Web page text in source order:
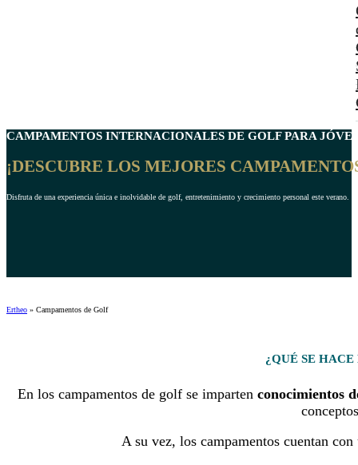
CAMPAMENTOS INTERNACIONALES DE GOLF PARA
¡DESCUBRE LOS MEJORES
Disfruta de una experiencia única e inolvidable de golf, entretenimiento y crecimiento personal este verano.
Ertheo » Campamentos de Golf
¿QUÉ SE
En los campamentos de golf se imparten conocimientos
A su vez, los campamentos cuentan